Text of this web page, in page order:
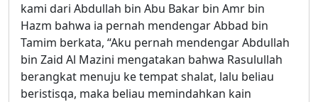
kami dari Abdullah bin Abu Bakar bin Amr bin
Hazm bahwa ia pernah mendengar Abbad bin
Tamim berkata, “Aku pernah mendengar Abdullah
bin Zaid Al Mazini mengatakan bahwa Rasulullah
berangkat menuju ke tempat shalat, lalu beliau
beristisqa, maka beliau memindahkan kain